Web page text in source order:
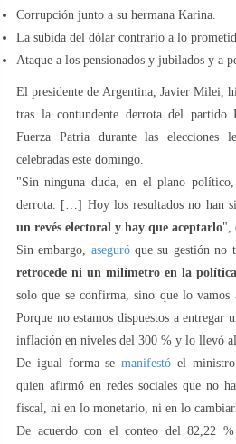
Corrupción junto a su hermana Karina.
La subida del dólar contrario a lo
Ataque a los pensionados y jubilados y a
El presidente de Argentina, Javier Milei,
tras la contundente derrota del partido
Fuerza Patria durante las elecciones
celebradas este domingo.
"Sin ninguna duda, en el plano
derrota. […] Hoy los resultados no han
un revés electoral y hay que aceptarlo",
Sin embargo, aseguróque su gestión no
retrocede ni un milímetro en la
solo que se confirma, sino que lo vamos
Porque no estamos dispuestos a entregar
inflación en niveles del 300 % y lo llevó
De igual forma semanifestó el
quien afirmó en redes sociales que no
fiscal, ni en lo monetario, ni en lo
De acuerdo con el conteo del 82,22 %